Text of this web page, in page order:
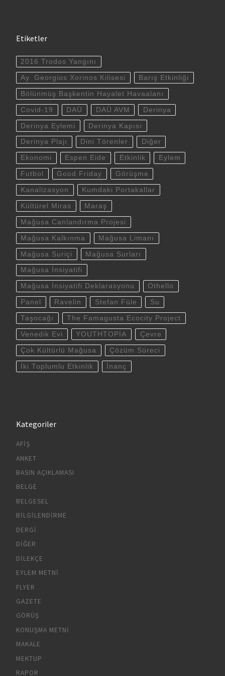
Etiketler
2016 Trodos Yangını
Ay. Georgios Xorinos Kilisesi Barış Etkinliği
Bölünmüş Başkentin Hayalet Havaalanı
Covid-19 DAÜ DAÜ AVM Derinya
Derinya Eylemi Derinya Kapısı
Derinya Plajı Dini Törenler Diğer
Ekonomi Espen Eide Etkinlik Eylem
Futbol Good Friday Görüşme
Kanalizasyon Kumdaki Portakallar
Kültürel Miras Maraş
Mağusa Canlandırma Projesi
Mağusa Kalkınma Mağusa Limanı
Mağusa Suriçi Mağusa Surları
Mağusa İnsiyatifi
Mağusa İnsiyatifi Deklarasyonu Othello
Panel Ravelin Stefan Füle Su
Taşocağı The Famagusta Ecocity Project
Venedik Evi YOUTHTOPIA Çevre
Çok Kültürlü Mağusa Çözüm Süreci
İki Toplumlu Etkinlik İnanç
Kategoriler
AFIŞ
ANKET
BASIN AÇIKLAMASI
BELGE
BELGESEL
BILGILENDIRME
DERGI
DIĞER
DILEKÇE
EYLEM METNI
FLYER
GAZETE
GÖRÜŞ
KONUŞMA METNI
MAKALE
MEKTUP
RAPOR